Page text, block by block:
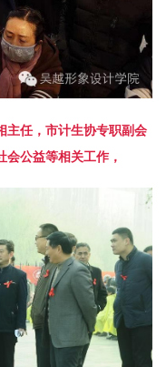
主任，市计生协专职副会
公益等相关工作，